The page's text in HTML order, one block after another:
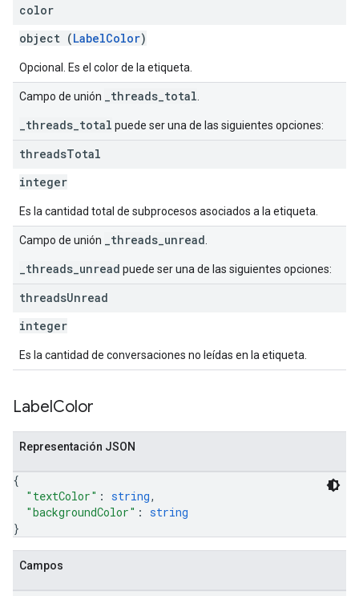
color
object (LabelColor)
Opcional. Es el color de la etiqueta.
Campo de unión _threads_total
_threads_total puede ser una de las siguientes opciones:
threadsTotal
integer
Es la cantidad total de subprocesos asociados a la etiqueta.
Campo de unión _threads_unread
_threads_unread puede ser una de las siguientes opciones:
threadsUnread
integer
Es la cantidad de conversaciones no leídas en la etiqueta.
LabelColor
Representación JSON
{
"textColor" : string,
"backgroundColor" : string
}
Campos